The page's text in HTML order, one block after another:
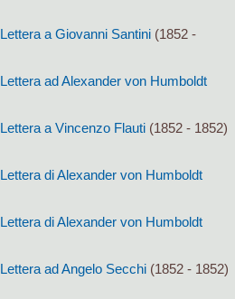
Lettera a Giovanni Santini (1852 -
Lettera ad Alexander von Humboldt
Lettera a Vincenzo Flauti (1852 - 1852)
Lettera di Alexander von Humboldt
Lettera di Alexander von Humboldt
Lettera ad Angelo Secchi (1852 - 1852)